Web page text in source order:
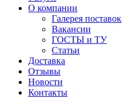
О компании
Галерея поставок
Вакансии
ГОСТЫ и ТУ
Статьи
Доставка
Отзывы
Новости
Контакты